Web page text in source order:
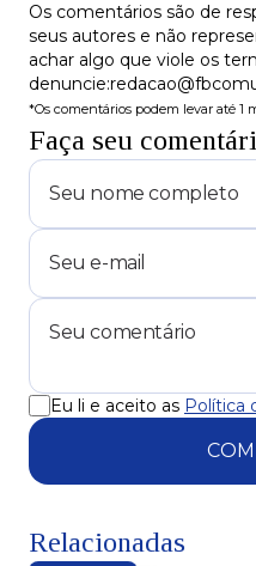
Os comentários são de
seus autores e não
achar algo que viole os
*Os comentários podem levar até 1
Faça seu
Eu li e aceito as Política
Relacionadas